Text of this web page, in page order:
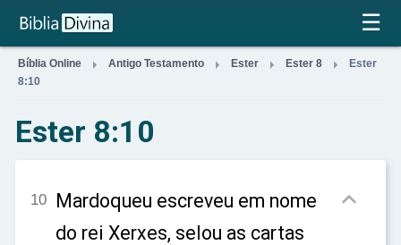
×
☰
Bíblia Online  Antigo Testamento  Ester  Ester 8 
Ester
8:10
Ester 8:10
10 Mardoqueu escreveu em nome
do rei Xerxes, selou as cartas
